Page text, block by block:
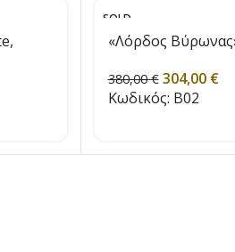
SOLD
«Λόρδος
380,00€ 304,00 €
Κωδικός: B02